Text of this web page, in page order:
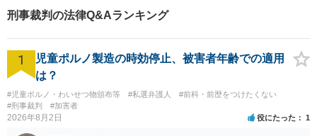
刑事裁判の法律Q&Aランキング
1
児童ポルノ製造の時効停止、被害者年齢での適用
は？
#児童ポルノ・わいせつ物頒布等 #私選弁護人
#前科・前歴をつけたくない
#刑事裁判
#加害者
2026年8月2日 役にたった 1